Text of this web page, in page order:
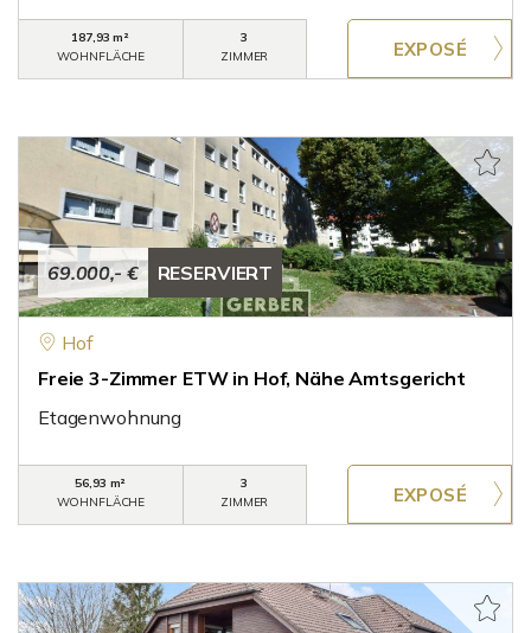
187,93 m²
WOHNFLÄCHE
3
ZIMMER
69.000,- € RESERVIERT
Hof
Freie 3-Zimmer ETW in Hof, Nähe Amtsgericht
Etagenwohnung
56,93 m²
WOHNFLÄCHE
3
ZIMMER